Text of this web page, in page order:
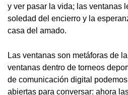
y ver pasar la vida; las ventanas
soledad del encierro y la
casa del amado.
Las ventanas son metáforas de
ventanas dentro de torneos
de comunicación digital
abiertas para conversar: ahora